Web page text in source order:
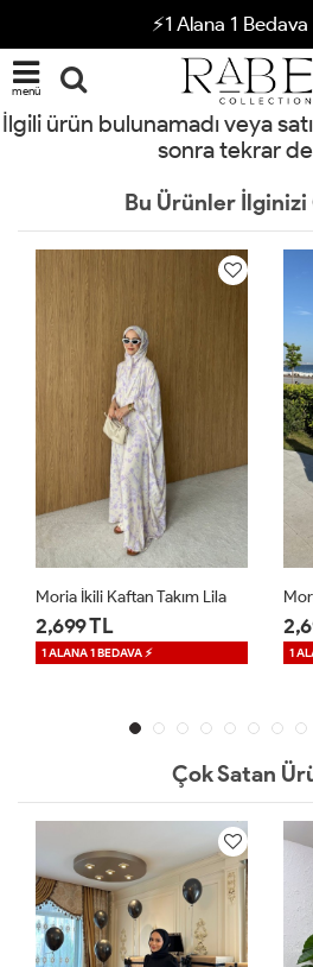
⚡1 Alana 1 Bedava
menü
İlgili ürün bulunamadı veya
sonra tekrar
Bu Ürünler
Moria İkili Kaftan Takım Mavi
2,699 TL
1 ALANA 1 BEDAVA ⚡
Çok Satan